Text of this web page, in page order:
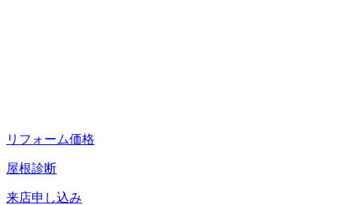
リフォーム価格
屋根診断
来店申し込み